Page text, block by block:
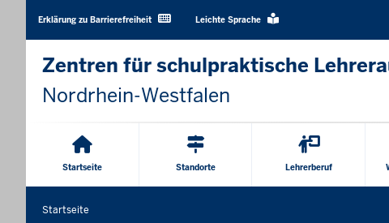
Sprachen
Erklärung zu Barrierefreiheit Leichte Sprache
Zentren für schulpraktische
Nordrhein-Westfalen
Hauptnavigation
Startseite Standorte Lehrerberuf
Sie
Startseite